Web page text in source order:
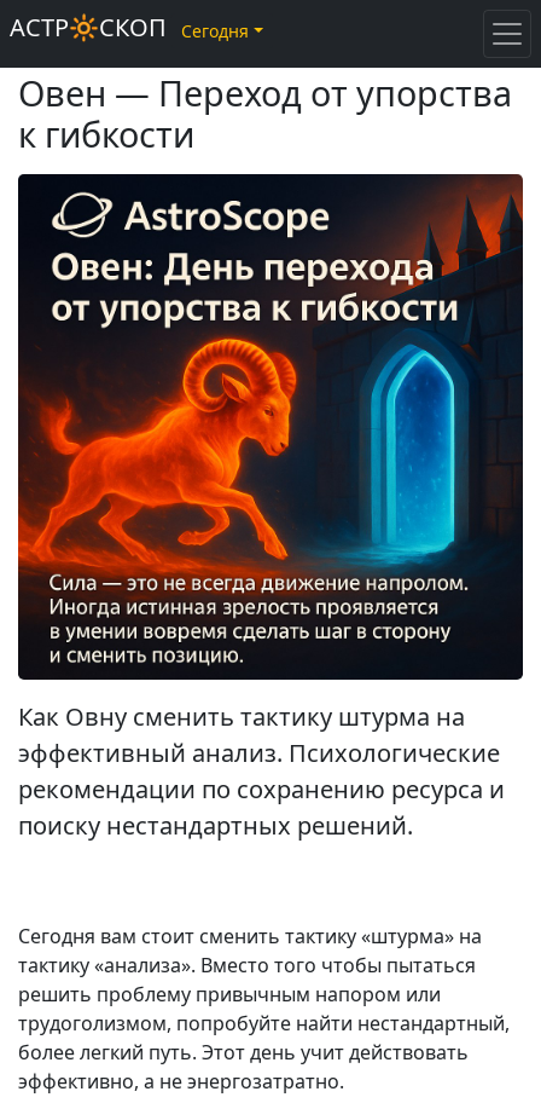
Овен — Переход от упорства
к гибкости
Как Овну сменить тактику штурма на
эффективный анализ. Психологические
рекомендации по сохранению ресурса и
поиску нестандартных решений.
Сегодня вам стоит сменить тактику «штурма» на
тактику «анализа». Вместо того чтобы пытаться
решить проблему привычным напором или
трудоголизмом, попробуйте найти нестандартный,
более легкий путь. Этот день учит действовать
эффективно, а не энергозатратно.
АСТР🔆СКОП Сегодня